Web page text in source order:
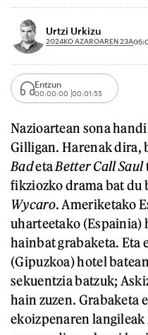
Urtzi Urkizu
2024KO AZAROAREN 23A
Entzun
00:00:00 00:01:55
Nazioartean sona
Gilligan. Harenak dira,
BadetaBetter Call Saul
fikziozko drama bat du
Wycaro. Ameriketako
uharteetako (Espainia)
hainbat grabaketa. Eta
(Gipuzkoa) hotel
sekuentzia batzuk;
hain zuzen. Grabaketa
ekoizpenaren